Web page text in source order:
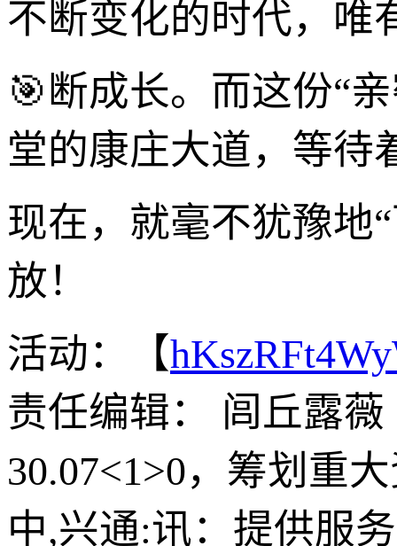
不断变化的时代，唯
🎯断成长。而这份“
堂的康庄大道，等待
现在，就毫不犹豫地
放！
活动：【
责任编辑： 闾丘露薇
30.07<1>0，筹划重
中,兴通:讯：提供服